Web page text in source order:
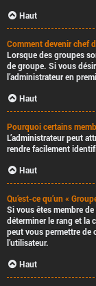
Haut
Comment devenir chef
Lorsque des groupes
de groupe. Si vous
l’administrateur en
Haut
Pourquoi certains
L’administrateur peut
rendre facilement
Haut
Qu’est-ce qu’un «
Si vous êtes membre
déterminer le rang et la
peut vous permettre de
l’utilisateur.
Haut